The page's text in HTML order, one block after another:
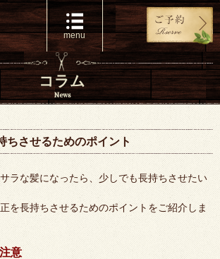
コラム
News
ちさせるためのポイント
ラな髪になったら、少しでも長持ちさせたい
を長持ちさせるためのポイントをご紹介しま
意